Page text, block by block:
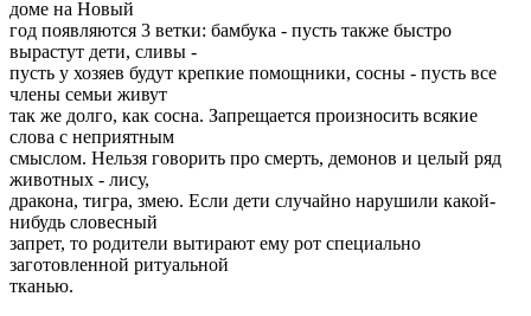
доме на Новый
год появляются 3 ветки: бамбука - пусть также быстро
вырастут дети, сливы -
пусть у хозяев будут крепкие помощники, сосны - пусть все
члены семьи живут
так же долго, как сосна. Запрещается произносить всякие
слова с неприятным
смыслом. Нельзя говорить про смерть, демонов и целый ряд
животных - лису,
дракона, тигра, змею. Если дети случайно нарушили какой-
нибудь словесный
запрет, то родители вытирают ему рот специально
заготовленной ритуальной
тканью.